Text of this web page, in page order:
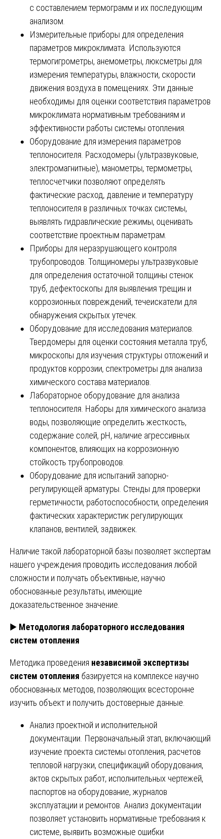
с составлением термограмм и их последующим
анализом.
Измерительные приборы для определения
параметров микроклимата. Используются
термогигрометры, анемометры, люксметры для
измерения температуры, влажности, скорости
движения воздуха в помещениях. Эти данные
необходимы для оценки соответствия параметров
микроклимата нормативным требованиям и
эффективности работы системы отопления.
Оборудование для измерения параметров
теплоносителя. Расходомеры (ультразвуковые,
электромагнитные), манометры, термометры,
теплосчетчики позволяют определять
фактические расход, давление и температуру
теплоносителя в различных точках системы,
выявлять гидравлические режимы, оценивать
соответствие проектным параметрам.
Приборы для неразрушающего контроля
трубопроводов. Толщиномеры ультразвуковые
для определения остаточной толщины стенок
труб, дефектоскопы для выявления трещин и
коррозионных повреждений, течеискатели для
обнаружения скрытых утечек.
Оборудование для исследования материалов.
Твердомеры для оценки состояния металла труб,
микроскопы для изучения структуры отложений и
продуктов коррозии, спектрометры для анализа
химического состава материалов.
Лабораторное оборудование для анализа
теплоносителя. Наборы для химического анализа
воды, позволяющие определить жесткость,
содержание солей, pH, наличие агрессивных
компонентов, влияющих на коррозионную
стойкость трубопроводов.
Оборудование для испытаний запорно-
регулирующей арматуры. Стенды для проверки
герметичности, работоспособности, определения
фактических характеристик регулирующих
клапанов, вентилей, задвижек.
Наличие такой лабораторной базы позволяет экспертам
нашего учреждения проводить исследования любой
сложности и получать объективные, научно
обоснованные результаты, имеющие
доказательственное значение.
▶️ Методология лабораторного исследования
систем отопления
Методика проведения независимой экспертизы
систем отопления базируется на комплексе научно
обоснованных методов, позволяющих всесторонне
изучить объект и получить достоверные данные.
Анализ проектной и исполнительной
документации. Первоначальный этап, включающий
изучение проекта системы отопления, расчетов
тепловой нагрузки, спецификаций оборудования,
актов скрытых работ, исполнительных чертежей,
паспортов на оборудование, журналов
эксплуатации и ремонтов. Анализ документации
позволяет установить нормативные требования к
системе, выявить возможные ошибки